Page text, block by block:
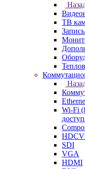
ТВ
Wi-Fi
SDI
VGA
HDMI